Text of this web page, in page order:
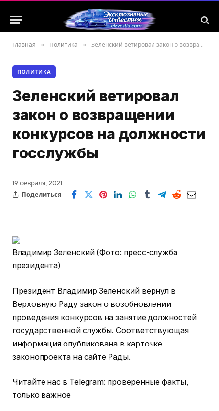
Главная » Политика » Зеленский ветировал закон о возвращении конкурсов на должности госслужбы
ПОЛИТИКА
Зеленский ветировал
закон о возвращении
конкурсов на должности
госслужбы
19 февраля, 2021
Поделиться
Владимир Зеленский (Фото: пресс-служба
президента)
Президент Владимир Зеленский вернул в
Верховную Раду закон о возобновлении
проведения конкурсов на занятие должностей
государственной службы. Соответствующая
информация опубликована в карточке
законопроекта на сайте Рады.
Читайте нас в Telegram: проверенные факты,
только важное